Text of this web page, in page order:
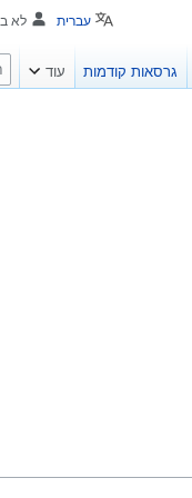
עברית לא
גרסאות קודמות עוד
י